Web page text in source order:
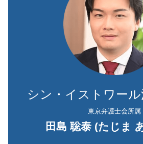
シン・イストワー
東京弁護士会所属
田島 聡泰 (たじま